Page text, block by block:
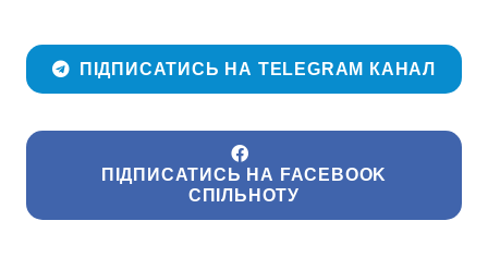
ПІДПИСАТИСЬ НА TELEGRAM КАНАЛ
ПІДПИСАТИСЬ НА FACEBOOK
СПІЛЬНОТУ